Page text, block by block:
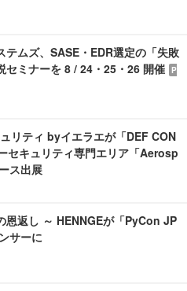
テムズ、SASE・EDR選定の「失敗
セミナーを 8 / 24・25・26 開催 P
リティ byイエラエが「DEF CON
セキュリティ専門エリア「Aerosp
ス出展
恩返し ～ HENNGEが「PyCon JP
サーに